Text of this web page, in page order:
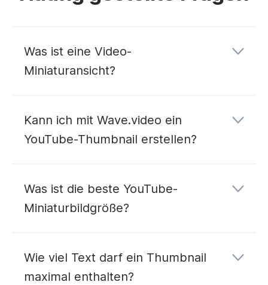
Was ist eine Video-
Miniaturansicht?
Kann ich mit Wave.video ein
YouTube-Thumbnail erstellen?
Was ist die beste YouTube-
Miniaturbildgröße?
Wie viel Text darf ein Thumbnail
maximal enthalten?